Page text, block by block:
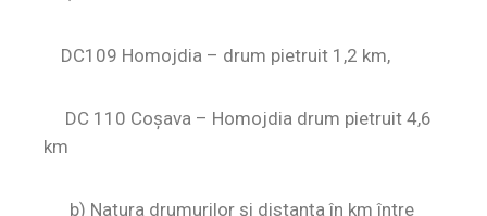
DC109 Homojdia – drum pietruit 1,2 km,
DC 110 Coșava – Homojdia drum pietruit 4,6
km
b) Natura drumurilor şi distanţa în km între